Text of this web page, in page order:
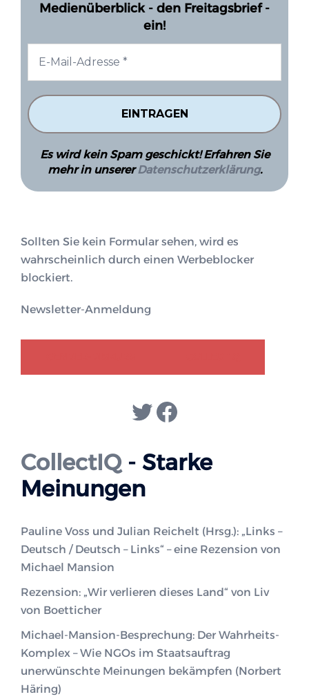
Medienüberblick - den Freitagsbrief -
ein!
Es wird kein Spam geschickt! Erfahren Sie
mehr in unsererDatenschutzerklärung.
Sollten Sie kein Formular sehen, wird es
wahrscheinlich durch einen Werbeblocker
blockiert.
Newsletter-Anmeldung
Twitter
Facebook
CollectIQ - Starke
Meinungen
Pauline Voss und Julian Reichelt (Hrsg.): „Links –
Deutsch / Deutsch – Links“ – eine Rezension von
Michael Mansion
Rezension: „Wir verlieren dieses Land“ von Liv
von Boetticher
Michael-Mansion-Besprechung: Der Wahrheits-
Komplex – Wie NGOs im Staatsauftrag
unerwünschte Meinungen bekämpfen (Norbert
Häring)